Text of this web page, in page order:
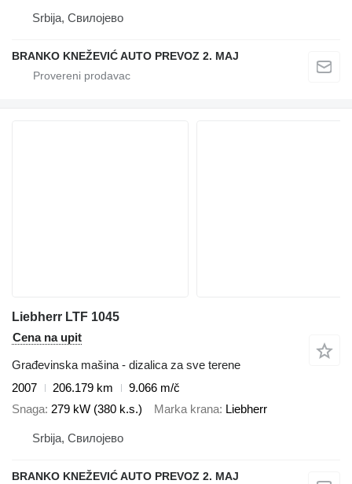
Srbija, Свилојево
BRANKO KNEŽEVIĆ AUTO PREVOZ 2. MAJ
Liebherr LTF 1045
Cena na upit
Građevinska mašina - dizalica za sve terene
2007
206.179 km
9.066 m/č
Snaga 279 kW (380 k.s.) Marka krana Liebherr
Srbija, Свилојево
BRANKO KNEŽEVIĆ AUTO PREVOZ 2. MAJ